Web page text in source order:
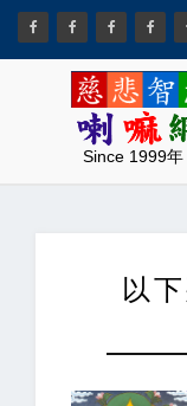
Since 1999年
以